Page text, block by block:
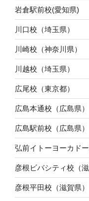
岩倉駅前校(愛知県)
川口校（埼玉県）
川崎校（神奈川県）
川越校（埼玉県）
広尾校（東京都）
広島本通校（広島県）
広島駅前校（広島県）
弘前イトーヨーカドー
彦根ビバシティ校（滋
彦根平田校（滋賀県）